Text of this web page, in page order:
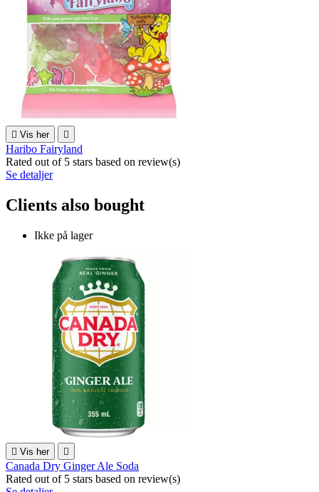
 Vis her 
Haribo Fairyland
Rated out of 5 stars based on review(s)
Se detaljer
Clients also bought
Ikke på lager
 Vis her 
Canada Dry Ginger Ale Soda
Rated out of 5 stars based on review(s)